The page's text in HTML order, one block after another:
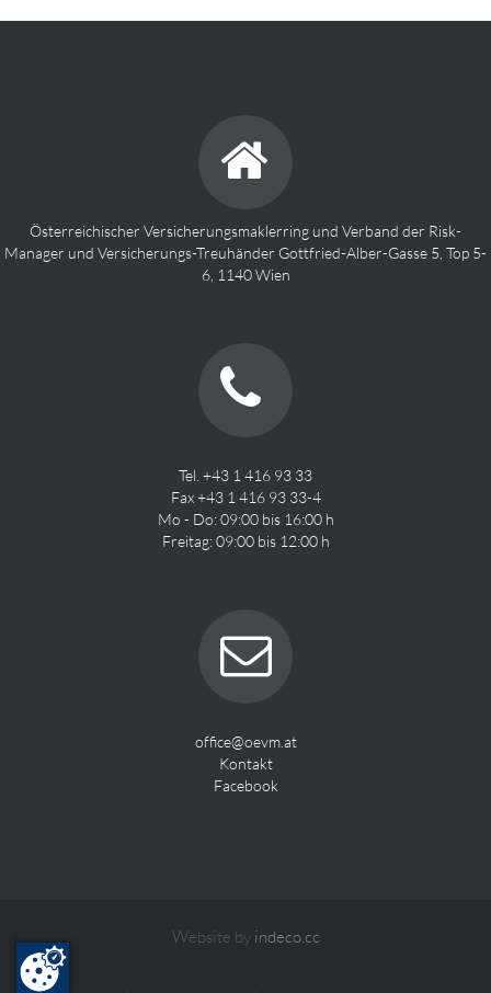
Österreichischer Versicherungsmaklerring und Verband der Risk-
Manager und Versicherungs-Treuhänder Gottfried-Alber-Gasse 5, Top 5-
6, 1140 Wien
Tel. +43 1 416 93 33
Fax +43 1 416 93 33-4
Mo - Do: 09:00 bis 16:00 h
Freitag: 09:00 bis 12:00 h
office@oevm.at
Kontakt
Facebook
Website by indeco.cc